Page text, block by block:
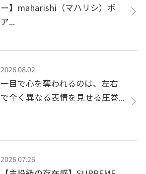
ー】maharishi（マハリシ）ボ
ア...
2026.08.02
一目で心を奪われるのは、左右
で全く異なる表情を見せる圧巻...
2026.07.26